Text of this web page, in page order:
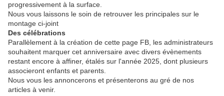
progressivement à la surface.
Nous vous laissons le soin de retrouver les principales sur le
montage ci-joint
Des célébrations
Parallèlement à la création de cette page FB, les administrateurs
souhaitent marquer cet anniversaire avec divers évènements
restant encore à affiner, étalés sur l'année 2025, dont plusieurs
associeront enfants et parents.
Nous vous les annoncerons et présenterons au gré de nos
articles à venir.